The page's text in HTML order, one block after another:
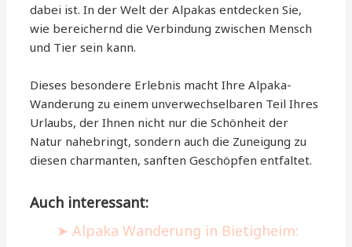
dabei ist. In der Welt der Alpakas entdecken Sie,
wie bereichernd die Verbindung zwischen Mensch
und Tier sein kann.
Dieses besondere Erlebnis macht Ihre Alpaka-
Wanderung zu einem unverwechselbaren Teil Ihres
Urlaubs, der Ihnen nicht nur die Schönheit der
Natur nahebringt, sondern auch die Zuneigung zu
diesen charmanten, sanften Geschöpfen entfaltet.
Auch interessant:
Alpaka Wanderung in Bietigheim: